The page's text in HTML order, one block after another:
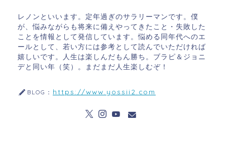
レノンといいます。定年過ぎのサラリーマンです。僕
が、悩みながらも将来に備えやってきたこと・失敗した
ことを情報として発信しています。悩める同年代へのエ
ールとして、若い方には参考として読んでいただければ
嬉しいです。人生は楽しんだもん勝ち。ブラピ＆ジョニ
デと同い年（笑）。まだまだ人生楽しむぞ！
BLOG： https://www.yossii2.com